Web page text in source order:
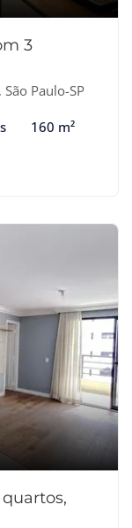
3
Paulo-SP
160 m²